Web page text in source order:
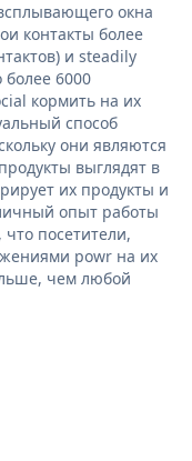
окна
контакты более
и steadily
6000
кормить на их
способ
они являются
выглядят в
их продукты и
опыт работы
посетители,
powr на их
чем любой